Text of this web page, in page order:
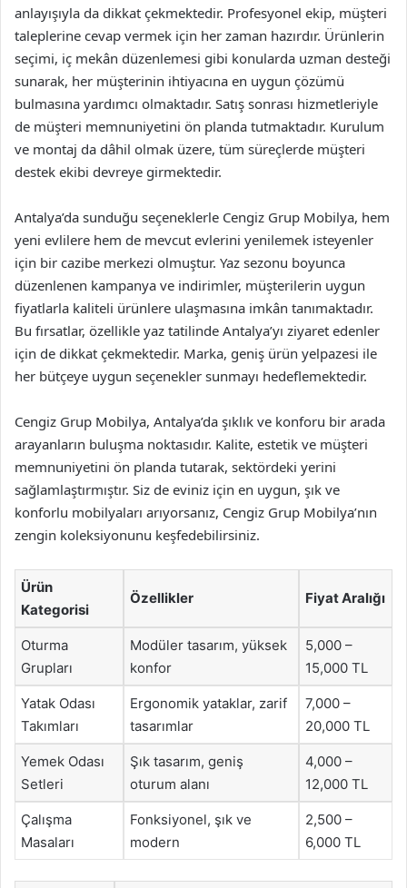
anlayışıyla da dikkat çekmektedir. Profesyonel ekip, müşteri
taleplerine cevap vermek için her zaman hazırdır. Ürünlerin
seçimi, iç mekân düzenlemesi gibi konularda uzman desteği
sunarak, her müşterinin ihtiyacına en uygun çözümü
bulmasına yardımcı olmaktadır. Satış sonrası hizmetleriyle
de müşteri memnuniyetini ön planda tutmaktadır. Kurulum
ve montaj da dâhil olmak üzere, tüm süreçlerde müşteri
destek ekibi devreye girmektedir.
Antalya’da sunduğu seçeneklerle Cengiz Grup Mobilya, hem
yeni evlilere hem de mevcut evlerini yenilemek isteyenler
için bir cazibe merkezi olmuştur. Yaz sezonu boyunca
düzenlenen kampanya ve indirimler, müşterilerin uygun
fiyatlarla kaliteli ürünlere ulaşmasına imkân tanımaktadır.
Bu fırsatlar, özellikle yaz tatilinde Antalya’yı ziyaret edenler
için de dikkat çekmektedir. Marka, geniş ürün yelpazesi ile
her bütçeye uygun seçenekler sunmayı hedeflemektedir.
Cengiz Grup Mobilya, Antalya’da şıklık ve konforu bir arada
arayanların buluşma noktasıdır. Kalite, estetik ve müşteri
memnuniyetini ön planda tutarak, sektördeki yerini
sağlamlaştırmıştır. Siz de eviniz için en uygun, şık ve
konforlu mobilyaları arıyorsanız, Cengiz Grup Mobilya’nın
zengin koleksiyonunu keşfedebilirsiniz.
Ürün
Kategorisi
Özellikler Fiyat Aralığı
Oturma
Grupları
Modüler tasarım, yüksek
konfor
5,000 –
15,000 TL
Yatak Odası
Takımları
Ergonomik yataklar, zarif
tasarımlar
7,000 –
20,000 TL
Yemek Odası
Setleri
Şık tasarım, geniş
oturum alanı
4,000 –
12,000 TL
Çalışma
Masaları
Fonksiyonel, şık ve
modern
2,500 –
6,000 TL